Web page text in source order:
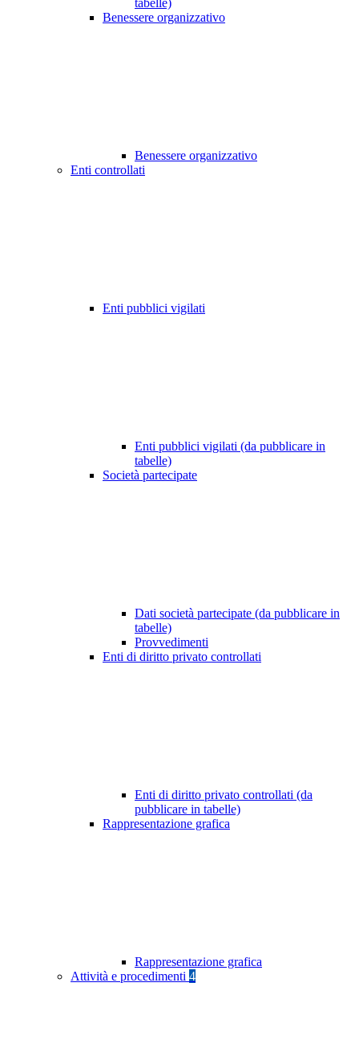
tabelle)
Benessere organizzativo
Benessere organizzativo
Enti controllati
Enti pubblici vigilati
Enti pubblici vigilati (da pubblicare in
tabelle)
Società partecipate
Dati società partecipate (da pubblicare in
tabelle)
Provvedimenti
Enti di diritto privato controllati
Enti di diritto privato controllati (da
pubblicare in tabelle)
Rappresentazione grafica
Rappresentazione grafica
Attività e procedimenti 4